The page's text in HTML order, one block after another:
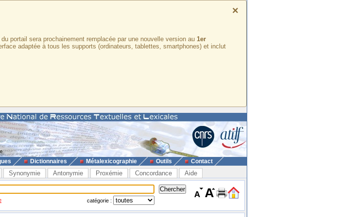
×
portail sera prochainement remplacée par une nouvelle version au 1er
adaptée à tous les supports (ordinateurs, tablettes, smartphones) et inclut
Dictionnaires Métalexicographie Outils Contact
Synonymie Antonymie Proxémie Concordance Aide
catégorie :